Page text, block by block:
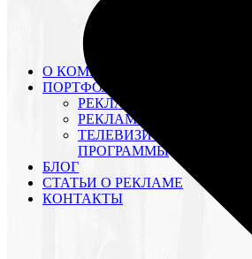
О КОМПАНИИ
ПОРТФОЛИО
РЕКЛАМНЫЕ РОЛИКИ
РЕКЛАМНЫЕ КАМПАНИИ
ТЕЛЕВИЗИОННЫЕ
ПРОГРАММЫ
БЛОГ
СТАТЬИ О РЕКЛАМЕ
КОНТАКТЫ